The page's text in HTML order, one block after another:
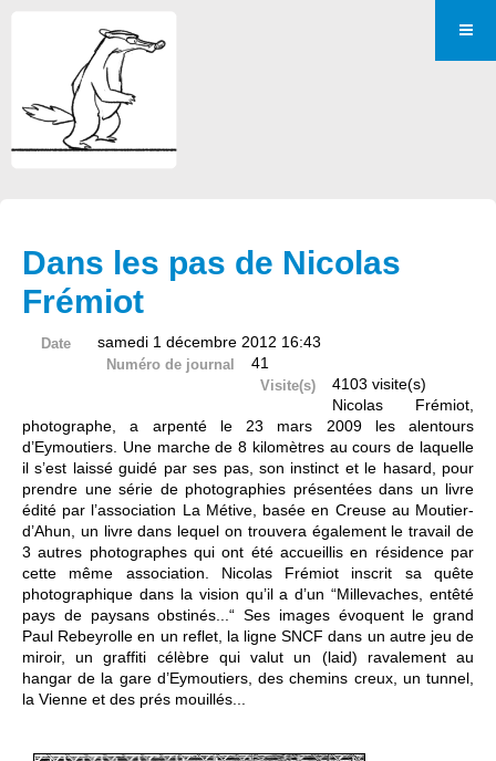
Dans les pas de Nicolas
Frémiot
Date samedi 1 décembre 2012 16:43
Numéro de journal 41
Visite(s)
4103 visite(s)
Nicolas Frémiot,
photographe, a arpenté le 23 mars 2009 les alentours
d’Eymoutiers. Une marche de 8 kilomètres au cours de laquelle
il s’est laissé guidé par ses pas, son instinct et le hasard, pour
prendre une série de photographies présentées dans un livre
édité par l’association La Métive, basée en Creuse au Moutier-
d’Ahun, un livre dans lequel on trouvera également le travail de
3 autres photographes qui ont été accueillis en résidence par
cette même association. Nicolas Frémiot inscrit sa quête
photographique dans la vision qu’il a d’un “Millevaches, entêté
pays de paysans obstinés...“ Ses images évoquent le grand
Paul Rebeyrolle en un reflet, la ligne SNCF dans un autre jeu de
miroir, un graffiti célèbre qui valut un (laid) ravalement au
hangar de la gare d’Eymoutiers, des chemins creux, un tunnel,
la Vienne et des prés mouillés...